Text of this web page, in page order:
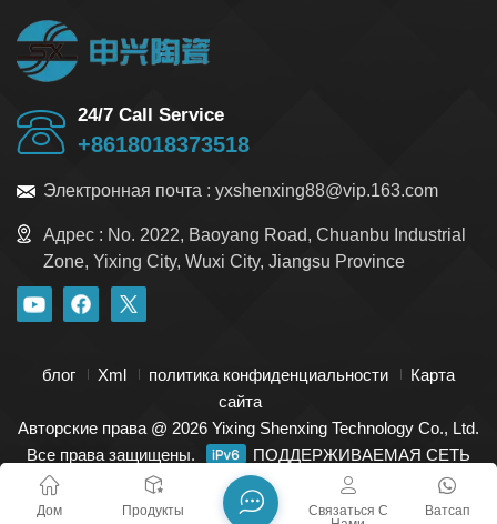
24/7 Call Service
+8618018373518
Электронная почта : yxshenxing88@vip.163.com
Адрес : No. 2022, Baoyang Road, Chuanbu Industrial
Zone, Yixing City, Wuxi City, Jiangsu Province
блог Xml политика конфиденциальности
Карта
сайта
Авторские права @ 2026 Yixing Shenxing Technology Co., Ltd.
Все права защищены.
ПОДДЕРЖИВАЕМАЯ СЕТЬ
Дом Продукты Ватсап
Связаться С